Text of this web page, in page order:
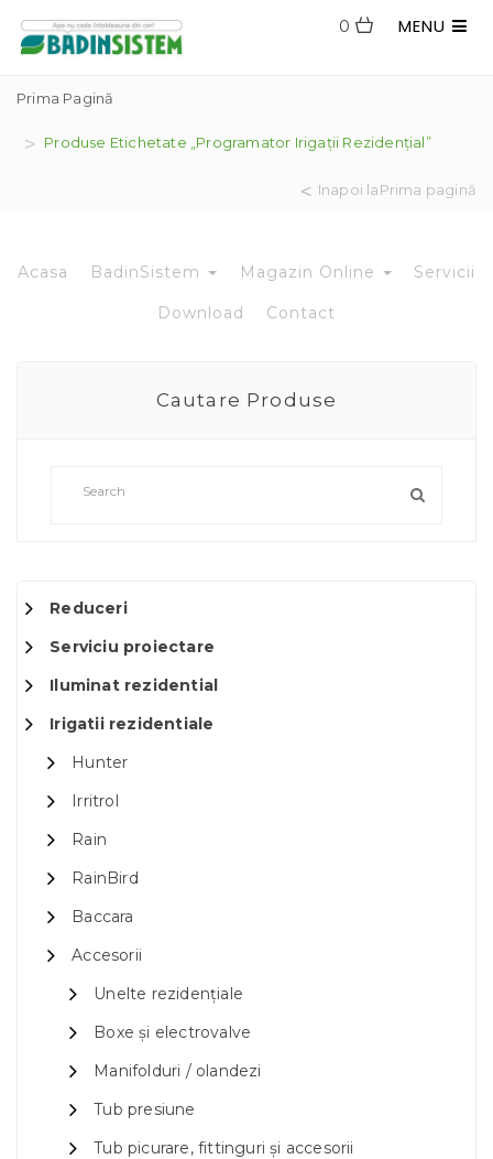
MENU
0
Prima Pagină
Produse Etichetate „Programator Irigații Rezidențial”
Inapoi laPrima pagină
Acasa BadinSistem Magazin Online Servicii
Download Contact
Cautare Produse
Reduceri
Serviciu proiectare
Iluminat rezidential
Irigatii rezidentiale
Hunter
Irritrol
Rain
RainBird
Baccara
Accesorii
Unelte rezidențiale
Boxe și electrovalve
Manifolduri / olandezi
Tub presiune
Tub picurare, fittinguri și accesorii